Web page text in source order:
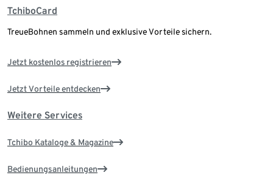
TchiboCard
TreueBohnen sammeln und exklusive Vorteile sichern.
Jetzt kostenlos registrieren
Jetzt Vorteile entdecken
Weitere Services
Tchibo Kataloge & Magazine
Bedienungsanleitungen